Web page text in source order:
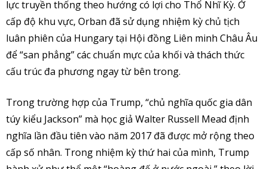
lực truyền thống theo hướng có lợi cho Thổ Nhĩ Kỳ. Ở
cấp độ khu vực, Orban đã sử dụng nhiệm kỳ chủ tịch
luân phiên của Hungary tại Hội đồng Liên minh Châu Âu
để “san phẳng” các chuẩn mực của khối và thách thức
cấu trúc đa phương ngay từ bên trong.
Trong trường hợp của Trump, “chủ nghĩa quốc gia dân
túy kiểu Jackson” mà học giả Walter Russell Mead định
nghĩa lần đầu tiên vào năm 2017 đã được mở rộng theo
cấp số nhân. Trong nhiệm kỳ thứ hai của mình, Trump